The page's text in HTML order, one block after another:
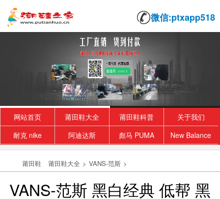
微信:ptxapp518
网站首页 莆田鞋大全 莆田鞋科普
关于我们
耐克 nike
阿迪达斯 彪马 PUMA New Balance
莆田鞋 莆田鞋大全 > VANS-范斯 >
VANS-范斯 黑白经典 低帮 黑